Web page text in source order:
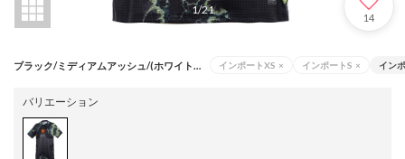
1/21
14
ブラック/ミディアムアッシュ/(ホワイト)（10） インポートXS × インポートS × イン
バリエーション